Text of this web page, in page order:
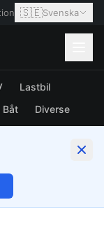
🇸🇪Svenska
Lastbil
Båt Diverse
1/61